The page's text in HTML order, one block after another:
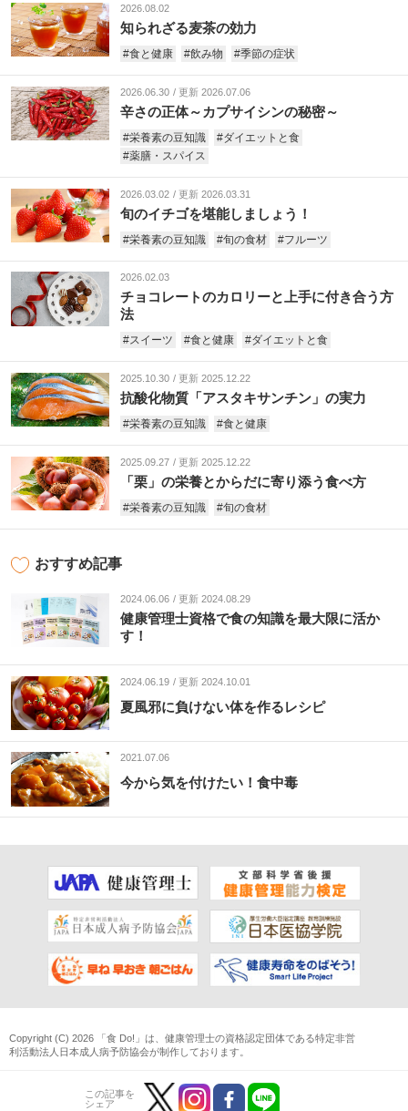
この記事を
シェア
知られざる麦茶の効力
2026.08.02
#食と健康 #飲み物 #季節の症状
辛さの正体～カプサイシンの秘密～
2026.06.30 更新 2026.07.06
#栄養素の豆知識
#ダイエットと食
#薬膳・スパイス
旬のイチゴを堪能しましょう！
2026.03.02 更新 2026.03.31
#栄養素の豆知識 #旬の食材 #フルーツ
チョコレートのカロリーと上手に付き合う方
法
2026.02.03
#スイーツ #食と健康 #ダイエットと食
抗酸化物質「アスタキサンチン」の実力
2025.10.30 更新 2025.12.22
#栄養素の豆知識 #食と健康
「栗」の栄養とからだに寄り添う食べ方
2025.09.27 更新 2025.12.22
#栄養素の豆知識 #旬の食材
おすすめ記事
健康管理士資格で食の知識を最大限に活か
す！
2024.06.06 更新 2024.08.29
夏風邪に負けない体を作るレシピ
2024.06.19 更新 2024.10.01
今から気を付けたい！食中毒
2021.07.06
Copyright (C) 2026 「食 Do!」は、 健康管理士の資格認定団体である特定非営
利活動法人日本成人病予防協会が制作しております。